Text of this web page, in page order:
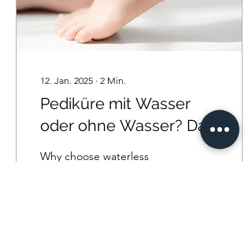
12. Jan. 2025 ∙ 2 Min.
Pediküre mit Wasser
oder ohne Wasser? Das
ist hier die Frage.
Why choose waterless